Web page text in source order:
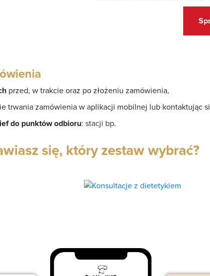
przed, w trakcie oraz po złożeniu zamówienia,
trwania zamówienia w aplikacji mobilnej lub kontaktując
do punktów odbioru: stacji bp.
się, który zestaw wybrać?